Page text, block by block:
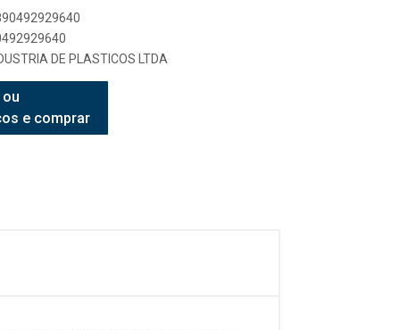
DE PLASTICOS LTDA
e comprar